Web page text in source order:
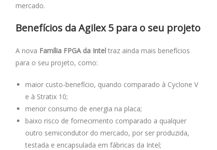
mercado.
Benefícios da Agilex 5 para o seu projeto
A nova Família FPGA da Intel traz ainda mais benefícios
para o seu projeto, como:
maior custo-benefício, quando comparado à Cyclone V
e à Stratix 10;
menor consumo de energia na placa;
baixo risco de fornecimento comparado a qualquer
outro semicondutor do mercado, por ser produzida,
testada e encapsulada em fábricas da Intel;